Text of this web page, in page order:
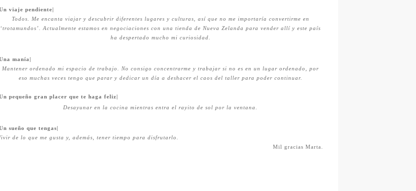
viaje pendiente|
Todos. Me encanta viajar y descubrir diferentes lugares y culturas, así que no me importaría convertirme en
‘trotamundos’. Actualmente estamos en negociaciones con una tienda de Nueva Zelanda para vender allí y este país
ha despertado mucho mi curiosidad.
manía|
Mantener ordenado mi espacio de trabajo. No consigo concentrarme y trabajar si no es en un lugar ordenado, por
eso muchas veces tengo que parar y dedicar un día a deshacer el caos del taller para poder continuar.
pequeño gran placer que te haga feliz|
Desayunar en la cocina mientras entra el rayito de sol por la ventana.
sueño que tengas|
de lo que me gusta y, además, tener tiempo para disfrutarlo.
Mil gracias Marta.